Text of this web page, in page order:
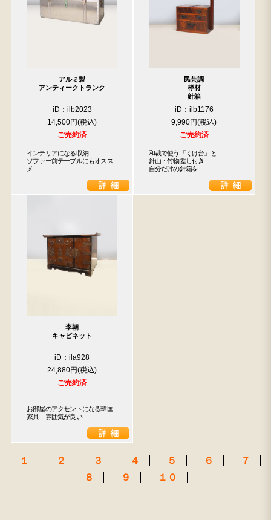
アルミ製
アンティークトランク
iD：ilb2023
14,500円
ご売約済
インテリアになる収納
ソファー前テーブルにもオスス
メ
民芸調
﨔材
針箱
iD：ilb1176
9,990円
ご売約済
和裁で使う「くけ台」と
針山・竹物差し付き
自分だけの針箱を
李朝
キャビネット
iD：ila928
24,880円
ご売約済
お部屋のアクセントになる韓国
家具　雰囲気が良い
１ ２ ３ ４ ５ ６
７
８
９ １０
2471 2678
2990 箪笥